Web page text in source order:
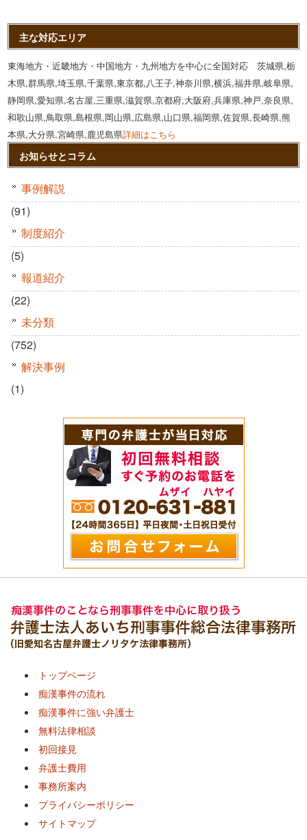
主な対応エリア
東海地方・近畿地方・中国地方・九州地方を中心に全国対応 茨城県,栃
木県,群馬県,埼玉県,千葉県,東京都,八王子,神奈川県,横浜,福井県,岐阜県,
静岡県,愛知県,名古屋,三重県,滋賀県,京都府,大阪府,兵庫県,神戸,奈良県,
和歌山県,鳥取県,島根県,岡山県,広島県,山口県,福岡県,佐賀県,長崎県,熊
本県,大分県,宮崎県,鹿児島県詳細はこちら
お知らせとコラム
事例解説
(91)
制度紹介
(5)
報道紹介
(22)
未分類
(752)
解決事例
(1)
トップページ
痴漢事件の流れ
痴漢事件に強い弁護士
無料法律相談
初回接見
弁護士費用
事務所案内
プライバシーポリシー
サイトマップ